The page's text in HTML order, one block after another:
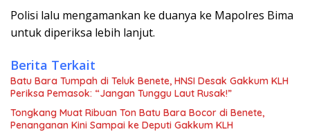
Polisi lalu mengamankan ke duanya ke Mapolres Bima
untuk diperiksa lebih lanjut.
Berita Terkait
Batu Bara Tumpah di Teluk Benete, HNSI Desak Gakkum KLH
Periksa Pemasok: “Jangan Tunggu Laut Rusak!”
Tongkang Muat Ribuan Ton Batu Bara Bocor di Benete,
Penanganan Kini Sampai ke Deputi Gakkum KLH